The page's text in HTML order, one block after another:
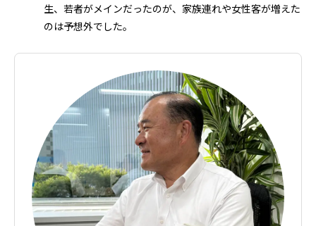
生、若者がメインだったのが、家族連れや女性客が増えた
のは予想外でした。